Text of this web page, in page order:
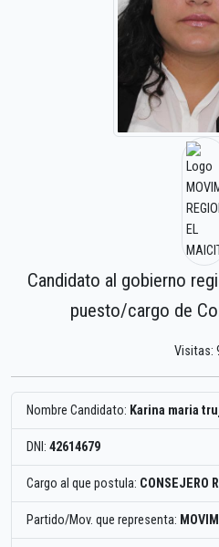
Candidato al gobierno
puesto/cargo de
Visitas:
Nombre Candidato: Karina maria
DNI: 42614679
Cargo al que postula: CONSEJERO
Partido/Mov. que representa: